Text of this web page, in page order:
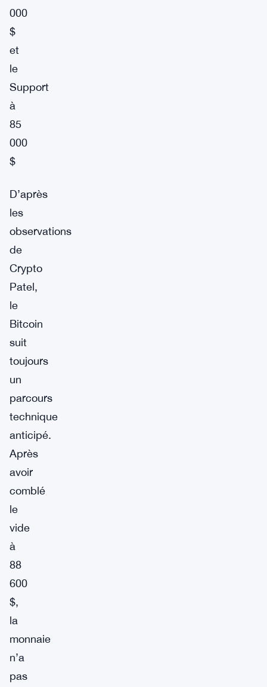
000
$
et
le
Support
à
85
000
$
D’après
les
observations
de
Crypto
Patel,
le
Bitcoin
suit
toujours
un
parcours
technique
anticipé.
Après
avoir
comblé
le
vide
à
88
600
$,
la
monnaie
n’a
pas